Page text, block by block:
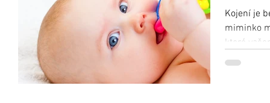
Kojení je
miminko
které